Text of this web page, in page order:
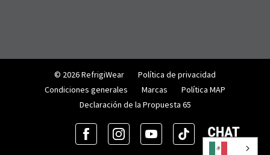
© 2026 RefrigiWear
Política de privacidad
Condiciones generales
Marcas
Política MAP
Declaración de la Propuesta 65